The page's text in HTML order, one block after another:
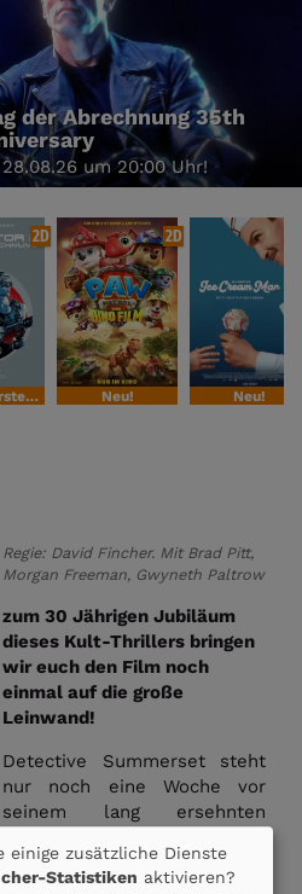
der Abrechnung 35th
um 20:00 Uhr!
2D
Sondervorstellung
2D
Neu! Neu!
Regie: David Fincher. Mit Brad Pitt,
Morgan Freeman, Gwyneth Paltrow
zum 30 Jährigen Jubiläum
dieses Kult-Thrillers bringen
wir euch den Film noch
einmal auf die große
Leinwand!
Detective Summerset steht
nur noch eine Woche vor
seinem lang ersehnten
er Platz für seinen
Detective Mills, der gerade
einige zusätzliche Dienste
Statistiken aktivieren?